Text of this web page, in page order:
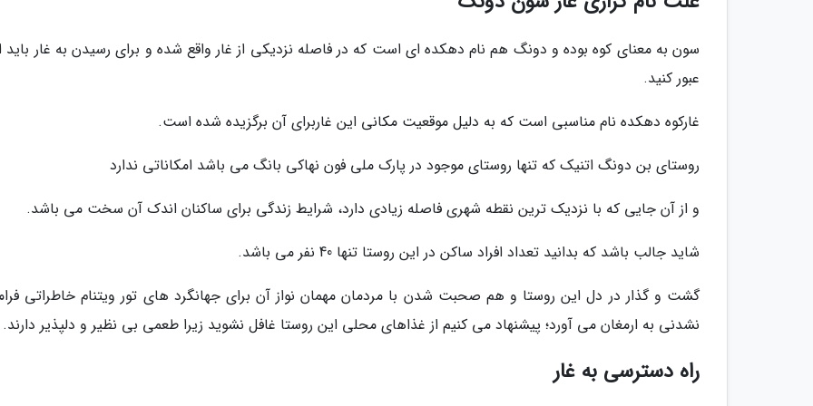
سون به معنای کوه بوده و دونگ هم نام دهکده ای است که در فاصله نزدیکی از غار واقع شده و برای رسیدن به غار باید
عبور کنید.
غارکوه دهکده نام مناسبی است که به دلیل موقعیت مکانی این غاربرای آن برگزیده شده است.
روستای بن دونگ اتنیک که تنها روستای موجود در پارک ملی فون نهاکی بانگ می باشد امکاناتی ندارد
و از آن جایی که با نزدیک ترین نقطه شهری فاصله زیادی دارد، شرایط زندگی برای ساکنان اندک آن سخت می باشد.
شاید جالب باشد که بدانید تعداد افراد ساکن در این روستا تنها 40 نفر می باشد.
گشت و گذار در دل این روستا و هم صحبت شدن با مردمان مهمان نواز آن برای جهانگرد های تور ویتنام خاطراتی
نشدنی به ارمغان می آورد؛ پیشنهاد می کنیم از غذاهای محلی این روستا غافل نشوید زیرا طعمی بی نظیر و دلپذیر دارند.
راه دسترسی به غار